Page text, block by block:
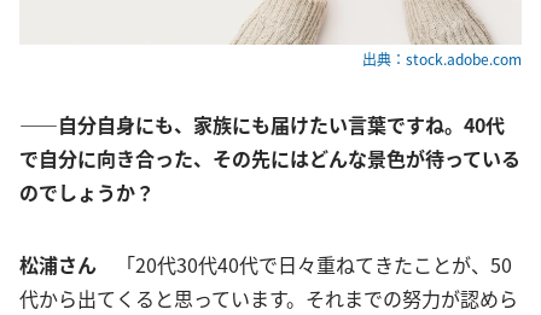
出典：stock.adobe.com
――自分自身にも、家族にも届けたい言葉ですね。40代
で自分に向き合った、その先にはどんな景色が待っている
のでしょうか？
松浦さん 「20代30代40代で日々重ねてきたことが、50
代から出てくると思っています。それまでの努力が認めら